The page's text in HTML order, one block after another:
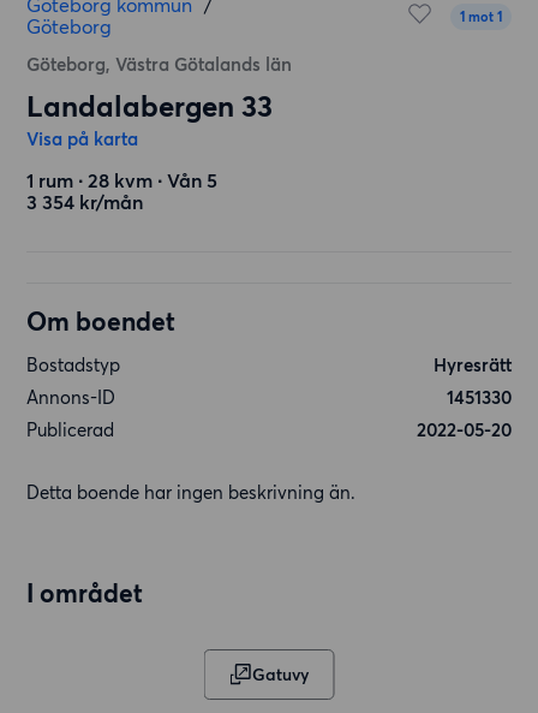
Göteborg kommun /
Göteborg
Göteborg, Västra Götalands län
1 mot 1
Landalabergen 33
Visa på karta
1 rum ∙ 28 kvm ∙ Vån 5
3 354 kr/mån
Om boendet
Bostadstyp
Hyresrätt
Annons-ID
1451330
Publicerad
2022-05-20
Detta boende har ingen beskrivning än.
I området
Gatuvy